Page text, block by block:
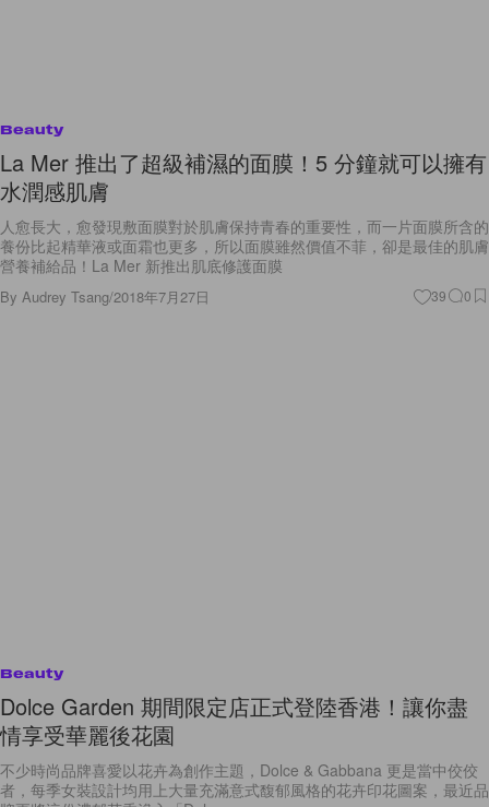
Beauty
La Mer 推出了超級補濕的面膜！5 分鐘就可以擁有
水潤感肌膚
人愈長大，愈發現敷面膜對於肌膚保持青春的重要性，而一片面膜所含的
養份比起精華液或面霜也更多，所以面膜雖然價值不菲，卻是最佳的肌膚
營養補給品！La Mer 新推出肌底修護面膜
By Audrey Tsang/2018年7月27日 39 0
Beauty
Dolce Garden 期間限定店正式登陸香港！讓你盡
情享受華麗後花園
不少時尚品牌喜愛以花卉為創作主題，Dolce & Gabbana 更是當中佼佼
者，每季女裝設計均用上大量充滿意式馥郁風格的花卉印花圖案，最近品